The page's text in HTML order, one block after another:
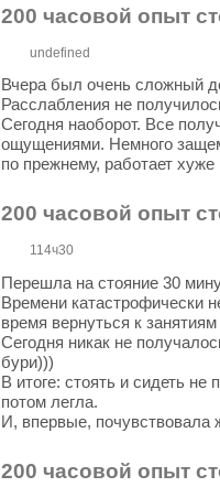
200 часовой опыт
undefined
Вчера был очень сложный
Расслабления не
Сегодня наоборот. Все
ощущениями. Немного
по прежнему, работает хуже
200 часовой опыт
114ч30
Перешла на стояние 30
Времени катастрофически
время вернуться к
Сегодня никак не
бури)))
В итоге: стоять и сидеть
потом легла.
И, впервые, почувствовала
200 часовой опыт